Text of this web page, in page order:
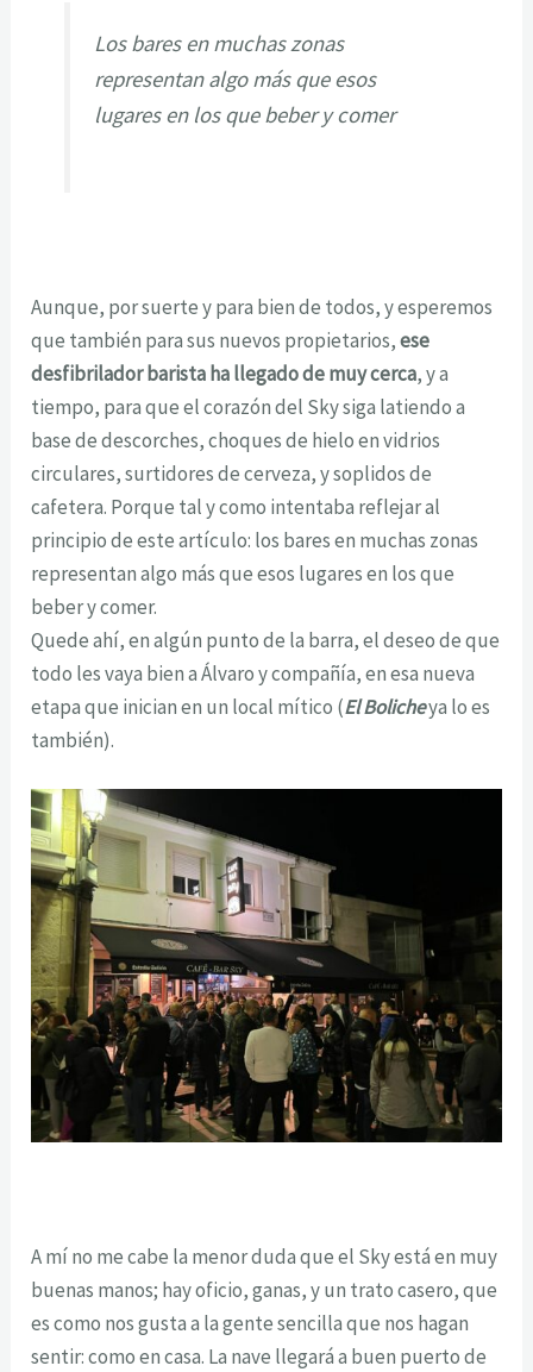
Los bares en muchas zonas
representan algo más que esos
lugares en los que beber y comer
Aunque, por suerte y para bien de todos, y esperemos
que también para sus nuevos propietarios,ese
desfibrilador barista ha llegado de muy cerca, y a
tiempo, para que el corazón del Sky siga latiendo a
base de descorches, choques de hielo en vidrios
circulares, surtidores de cerveza, y soplidos de
cafetera. Porque tal y como intentaba reflejar al
principio de este artículo: los bares en muchas zonas
representan algo más que esos lugares en los que
beber y comer.
Quede ahí, en algún punto de la barra, el deseo de que
todo les vaya bien a Álvaro y compañía, en esa nueva
etapa que inician en un local mítico (El Bolicheya lo es
también).
A mí no me cabe la menor duda que el Sky está en muy
buenas manos; hay oficio, ganas, y un trato casero, que
es como nos gusta a la gente sencilla que nos hagan
sentir: como en casa. La nave llegará a buen puerto de